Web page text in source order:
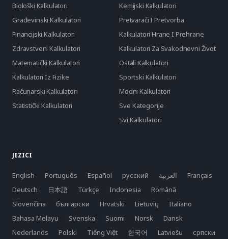
Biološki Kalkulatori
Kemijski Kalkulatori
Građevinski Kalkulatori
Pretvarači I Pretvorba
Financijski Kalkulatori
Kalkulatori Hrane I Prehrane
Zdravstveni Kalkulatori
Kalkulatori Za Svakodnevni Život
Matematički Kalkulatori
Ostali Kalkulatori
Kalkulatori Iz Fizike
Sportski Kalkulatori
Računarski Kalkulatori
Modni Kalkulatori
Statistički Kalkulatori
Sve Kategorije
Svi Kalkulatori
JEZICI
English Português Español русский العربية
Français
Deutsch
日本語 Türkçe Indonesia
Română
Slovenčina
български Hrvatski Lietuvių
Italiano
Bahasa Melayu
Svenska Suomi Norsk
Dansk
Nederlands
Polski Tiếng Việt 한국어 Latviešu српски